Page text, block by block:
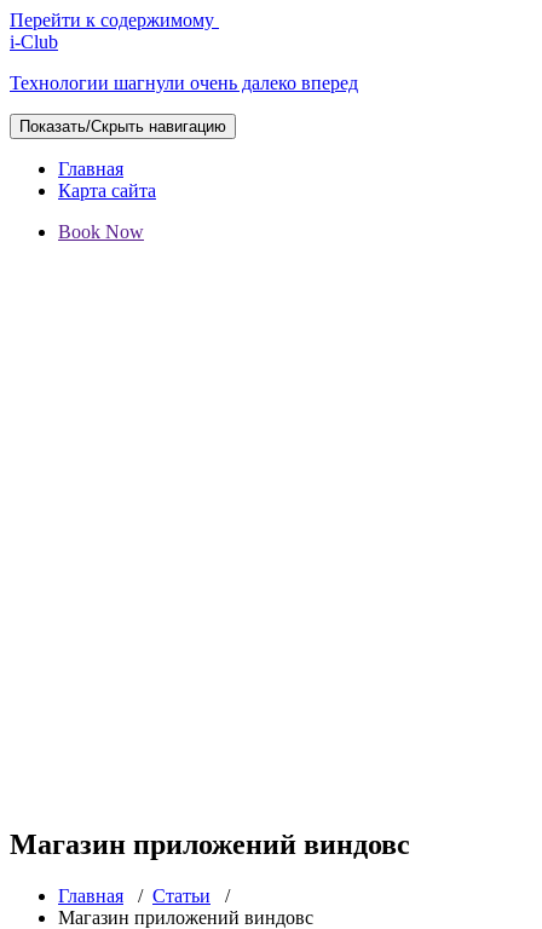
Перейти к содержимому
i-Club
Технологии шагнули очень далеко вперед
Показать/Скрыть навигацию
Главная
Карта сайта
Book Now
Магазин приложений виндовс
Главная / Статьи /
Магазин приложений виндовс